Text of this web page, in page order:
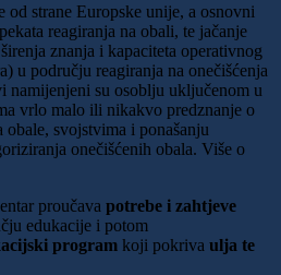
strane Europske unije, a osnovni
reagiranja na obali, te jačanje
znanja i kapaciteta operativnog
u području reagiranja na onečišćenja
namijenjeni su osoblju uključenom u
vrlo malo ili nikakvo predznanje o
svojstvima i ponašanju
onečišćenih obala. Više o
proučava potrebe i zahtjeve
edukacije i potom
program koji pokriva ulja te